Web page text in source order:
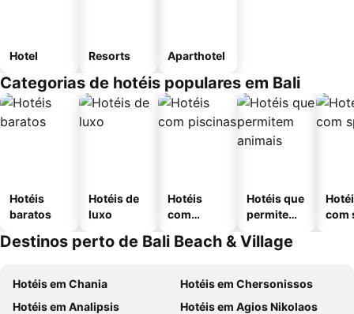
Hotel Resorts Aparthotel
Categorias de hotéis populares em Bali
Hotéis
baratos
Hotéis de
luxo
Hotéis
com
Hotéis que
permitem
com
Destinos perto de Bali Beach & Village
Hotéis em Chania
Hotéis em Chersonissos
Hotéis em Analipsis
Hotéis em Agios Nikolaos